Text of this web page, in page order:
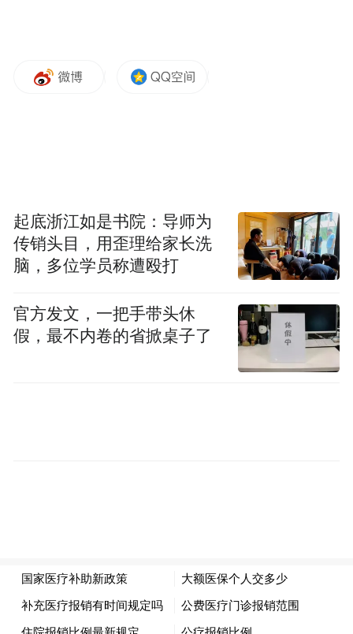
生和学者的学习资格的，并要求这些持有J-1
为有限的机票困境。
起底浙江如是书院：导师为
传销头目，用歪理给家长洗
脑，多位学员称遭殴打
官方发文，一把手带头休
假，最不内卷的省掀桌子了